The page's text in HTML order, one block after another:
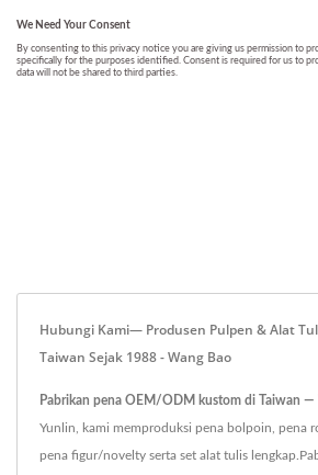
Hubungi Kami— Produsen Pulpen & Alat
Taiwan Sejak 1988 - Wang Bao
Pabrikan pena OEM/ODM kustom di Taiwan —
Yunlin, kami memproduksi pena bolpoin, pena
pena figur/novelty serta set alat tulis